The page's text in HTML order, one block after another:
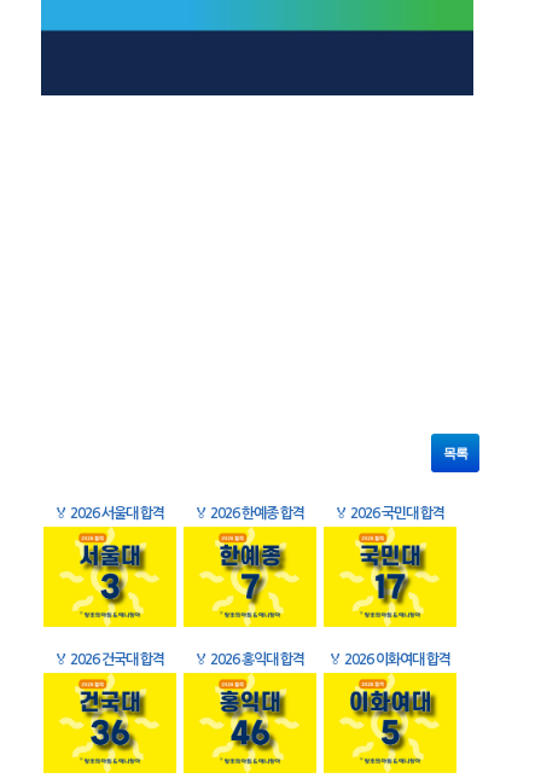
목록
🏅 2026 서울대 합격 🏅 2026 한예종 합격 🏅 2026 국민대 합격
🏅 2026 건국대 합격 🏅 2026 홍익대 합격 🏅 2026 이화여대 합격